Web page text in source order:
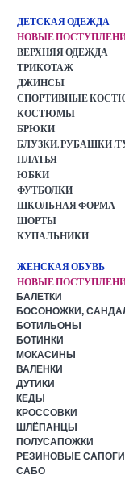
ДЕТСКАЯ ОДЕЖДА
НОВЫЕ
ВЕРХНЯЯ ОДЕЖДА
ТРИКОТАЖ
ДЖИНСЫ
СПОРТИВНЫЕ
КОСТЮМЫ
БРЮКИ
БЛУЗКИ, РУБАШКИ
ПЛАТЬЯ
ЮБКИ
ФУТБОЛКИ
ШКОЛЬНАЯ ФОРМА
ШОРТЫ
КУПАЛЬНИКИ
ЖЕНСКАЯ ОБУВЬ
НОВЫЕ
БАЛЕТКИ
БОСОНОЖКИ,
БОТИЛЬОНЫ
БОТИНКИ
МОКАСИНЫ
ВАЛЕНКИ
ДУТИКИ
КЕДЫ
КРОССОВКИ
ШЛЁПАНЦЫ
ПОЛУСАПОЖКИ
РЕЗИНОВЫЕ САПОГИ
САБО